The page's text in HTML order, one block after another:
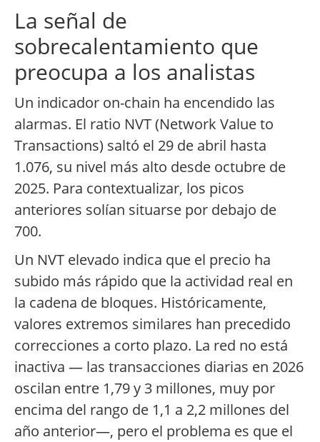
La señal de
sobrecalentamiento que
preocupa a los analistas
Un indicador on-chain ha encendido las
alarmas. El ratio NVT (Network Value to
Transactions) saltó el 29 de abril hasta
1.076, su nivel más alto desde octubre de
2025. Para contextualizar, los picos
anteriores solían situarse por debajo de
700.
Un NVT elevado indica que el precio ha
subido más rápido que la actividad real en
la cadena de bloques. Históricamente,
valores extremos similares han precedido
correcciones a corto plazo. La red no está
inactiva — las transacciones diarias en 2026
oscilan entre 1,79 y 3 millones, muy por
encima del rango de 1,1 a 2,2 millones del
año anterior—, pero el problema es que el